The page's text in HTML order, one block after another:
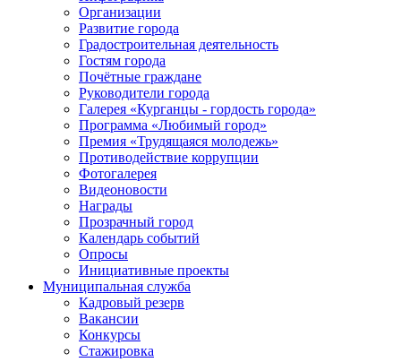
Организации
Развитие города
Градостроительная деятельность
Гостям города
Почётные граждане
Руководители города
Галерея «Курганцы - гордость города»
Программа «Любимый город»
Премия «Трудящаяся молодежь»
Противодействие коррупции
Фотогалерея
Видеоновости
Награды
Прозрачный город
Календарь событий
Опросы
Инициативные проекты
Муниципальная служба
Кадровый резерв
Вакансии
Конкурсы
Стажировка